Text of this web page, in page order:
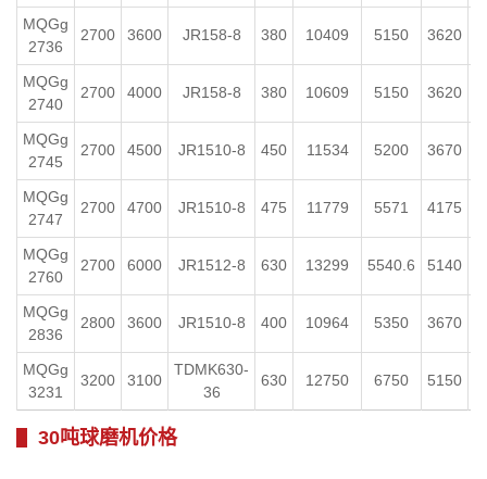
MQGg
2736
2700 3600 JR158-8 380 10409 5150 3620
MQGg
2740
2700 4000 JR158-8 380 10609 5150 3620
MQGg
2745
2700 4500 JR1510-8 450 11534 5200 3670
MQGg
2747
2700 4700 JR1510-8 475 11779 5571 4175
MQGg
2760
2700 6000 JR1512-8 630 13299 5540.6 5140
MQGg
2836
2800 3600 JR1510-8 400 10964 5350 3670
MQGg
3231
3200 3100
TDMK630-
36
630 12750 6750 5150
30吨球磨机价格